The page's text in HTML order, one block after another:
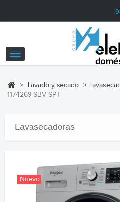
Navegación
Toggle
> Lavado y secado >
1174269 SBV SPT
Lavasecadoras
Nuevo